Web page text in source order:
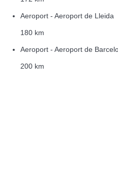
Aeroport - Aeroport de Lleida
180 km
Aeroport - Aeroport de
200 km